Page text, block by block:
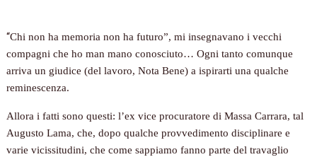
“Chi non ha memoria non ha futuro”, mi insegnavano i vecchi
compagni che ho man mano conosciuto… Ogni tanto comunque
arriva un giudice (del lavoro, Nota Bene) a ispirarti una qualche
reminescenza.
Allora i fatti sono questi: l’ex vice procuratore di Massa Carrara, tal
Augusto Lama, che, dopo qualche provvedimento disciplinare e
varie vicissitudini, che come sappiamo fanno parte del travaglio